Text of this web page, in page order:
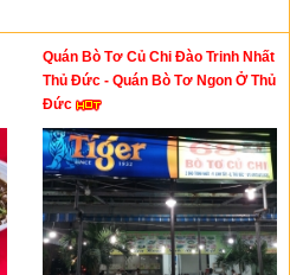
Quán Bò Tơ Củ Chi Đào Trinh Nhất
Thủ Đức - Quán Bò Tơ Ngon Ở Thủ
Đức